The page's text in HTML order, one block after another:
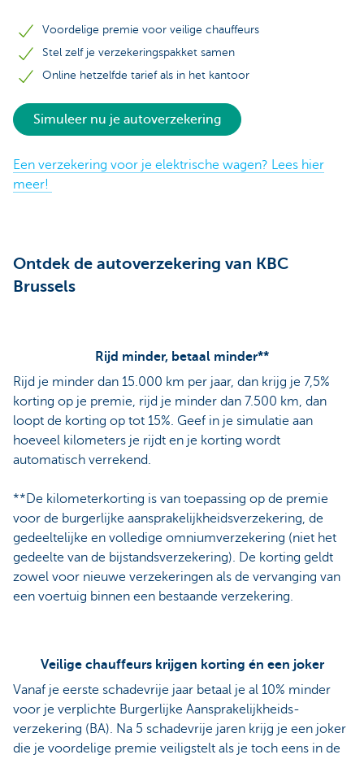
Voordelige premie voor veilige chauffeurs
Stel zelf je verzekeringspakket samen
Online hetzelfde tarief als in het kantoor
Simuleer nu je autoverzekering
Een verzekering voor je elektrische wagen? Lees hier
meer!
Ontdek de autoverzekering van KBC
Brussels
Rijd minder, betaal minder**
Rijd je minder dan 15.000 km per jaar, dan krijg je 7,5%
korting op je premie, rijd je minder dan 7.500 km, dan
loopt de korting op tot 15%. Geef in je simulatie aan
hoeveel kilometers je rijdt en je korting wordt
automatisch verrekend.
**De kilometerkorting is van toepassing op de premie
voor de burgerlijke aansprakelijkheidsverzekering, de
gedeeltelijke en volledige omniumverzekering (niet het
gedeelte van de bijstandsverzekering). De korting geldt
zowel voor nieuwe verzekeringen als de vervanging van
een voertuig binnen een bestaande verzekering.
Veilige chauffeurs krijgen korting én een joker
Vanaf je eerste schadevrije jaar betaal je al 10% minder
voor je verplichte Burgerlijke Aansprakelijkheids-
verzekering (BA). Na 5 schadevrije jaren krijg je een joker
die je voordelige premie veiligstelt als je toch eens in de